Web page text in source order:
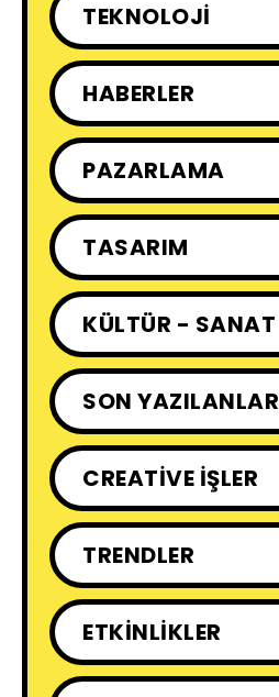
TEKNOLOJI
HABERLER
PAZARLAMA
TASARIM
KÜLTÜR - SANAT
SON YAZILANLAR
CREATIVE İŞLER
TRENDLER
ETKINLIKLER